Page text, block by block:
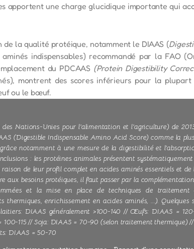
apportent une charge glucidique importante qui
de la qualité protéique, notamment le DIAAS (
indispensables) recommandé par la FAO
du PDCAAS (Protein Digestibility
montrent des scores inférieurs pour la
ou le bœuf.
Nations-Unies pour l'alimentation et l'agriculture) de
(Digestible Indispensable Amino Acid Score) comme la
notamment à une mesure de la digestibilité et
: les protéines animales présentent
de leur profil complet en acides aminés essentiels et
aux besoins protéiques, il faut passer par la
et la mise en place de techniques de traitement
enrichissement en acides aminés, ...). Quelques
DIAAS généralement >100-140 // Œufs: DIAAS =
100-115 // Soja: DIAAS = 70-90 (selon traitement thermique)
DIAAS = 50-70